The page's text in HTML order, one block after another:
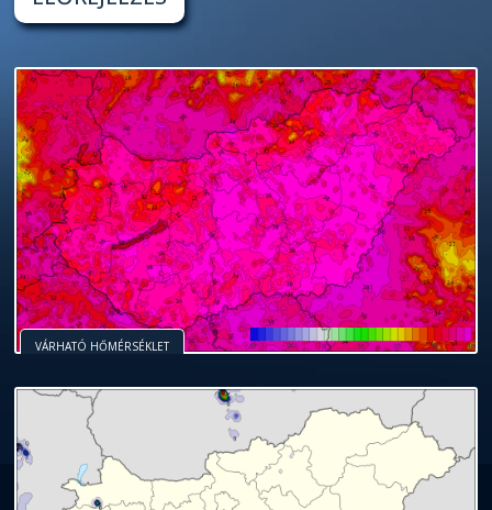
VÁRHATÓ HŐMÉRSÉKLET